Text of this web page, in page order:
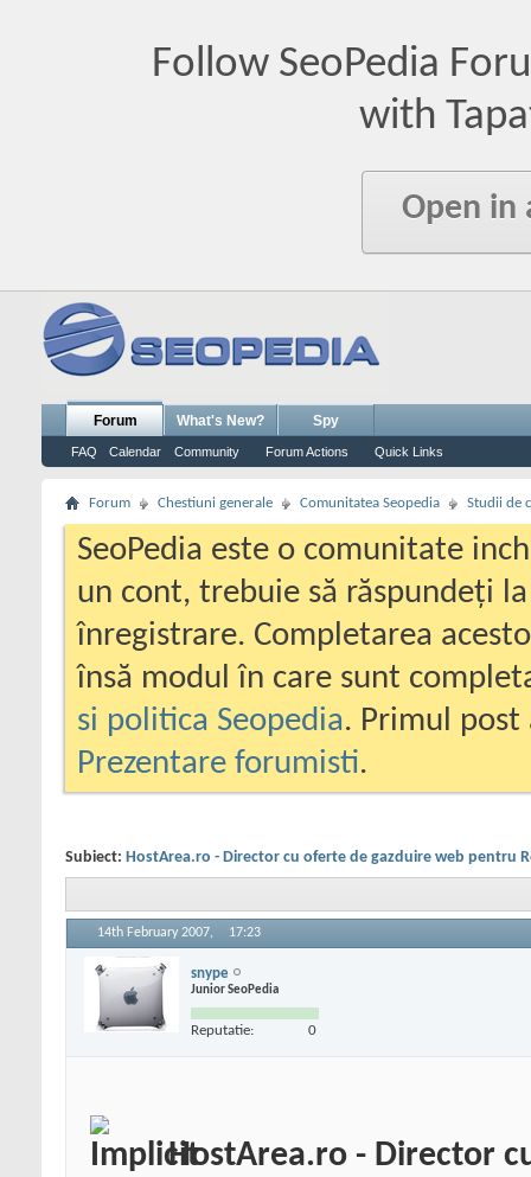
Follow SeoPedia
with
Open in
Forum
FAQ Calendar Community Forum Actions Quick Links
What's New? Spy
Forum Chestiuni generale Comunitatea Seopedia Studii de
SeoPedia este o comunitate
un cont, trebuie să răspundeți
înregistrare. Completarea
însă modul în care sunt
si politica Seopedia. Primul
Prezentare forumisti.
Subiect: HostArea.ro - Director cu oferte de gazduire web pentru
14th February 2007, 17:23
snype
Junior SeoPedia
Reputatie: 0
HostArea.ro - Director